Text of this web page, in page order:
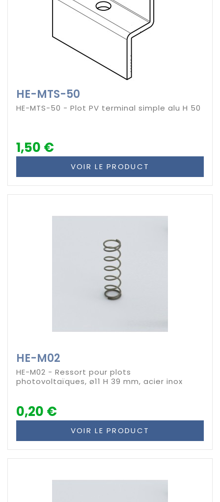
HE-MTS-50
HE-MTS-50 - Plot PV terminal simple alu H 50
1,50 €
VOIR LE PRODUCT
HE-M02
HE-M02 - Ressort pour plots
photovoltaïques, ø11 H 39 mm, acier inox
0,20 €
VOIR LE PRODUCT